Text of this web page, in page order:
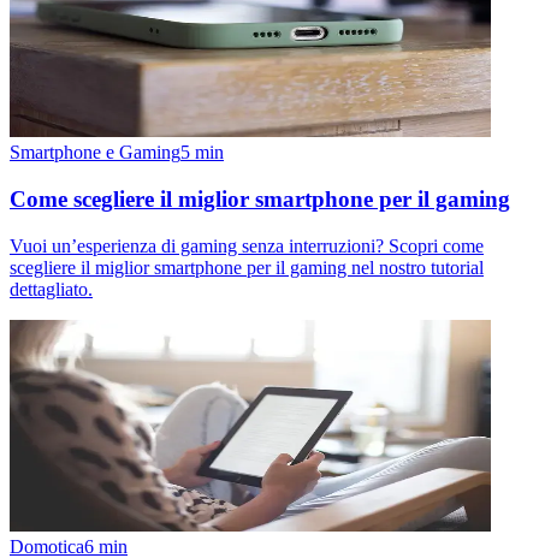
Smartphone e Gaming5 min
Come scegliere il miglior smartphone per il gaming
Vuoi un’esperienza di gaming senza interruzioni? Scopri come
scegliere il miglior smartphone per il gaming nel nostro tutorial
dettagliato.
Domotica6 min